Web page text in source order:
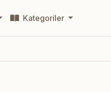
Kategoriler